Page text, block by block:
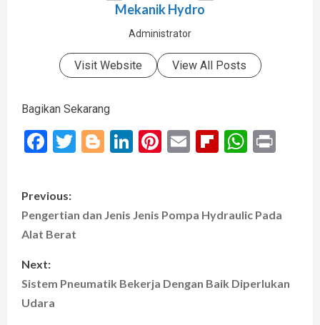
Mekanik Hydro
Administrator
Visit Website View All Posts
Bagikan Sekarang
Facebook
Twitter
Blogger
LinkedIn
Pinterest
EmailFlipboard
P
o
t
n
Previous:
Pengertian dan Jenis Jenis Pompa Hydraulic Pada
Alat Berat
Next:
Sistem Pneumatik Bekerja Dengan Baik Diperlukan
Udara